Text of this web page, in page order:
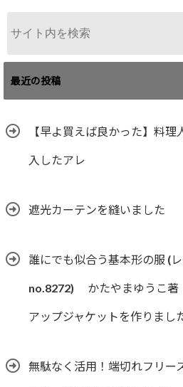
最近の投稿
【早よ買えば良かった】料
入したアレ
遮光カーテンを縫いました
誰にでも似合う基本形の服 (
no.8272) かたやまゆうこ
アップジャケットを作りまし
無駄なく活用！端切れフリー